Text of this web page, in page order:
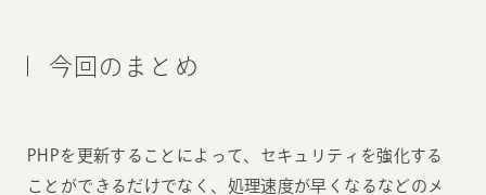
今回のまとめ
PHPを更新することによって、セキュリティを強化する
ことができるだけでなく、処理速度が早くなるなどのメ